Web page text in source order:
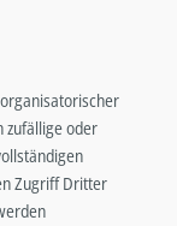
zufällige oder
Zugriff Dritter